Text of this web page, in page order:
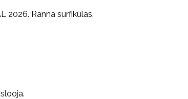
2026. Ranna surfikülas.